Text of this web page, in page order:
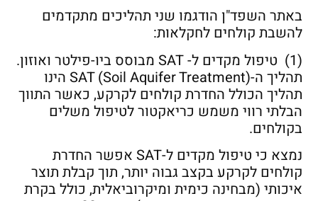
באתר השפד"ן הודגמו שני תהליכים מתקדמים
להשבת קולחים לחקלאות:
(1) טיפול מקדים ל- SAT מבוסס ביו-פילטר ואוזון.
תהליך ה-SAT (Soil Aquifer Treatment) הינו
תהליך הכולל החדרת קולחים לקרקע, כאשר התווך
הבלתי רווי משמש כריאקטור לטיפול משלים
בקולחים.
נמצא כי טיפול מקדים ל-SAT אפשר החדרת
קולחים לקרקע בקצב גבוה יותר, תוך קבלת תוצר
איכותי (מבחינה כימית ומיקרוביאלית, כולל בקרת